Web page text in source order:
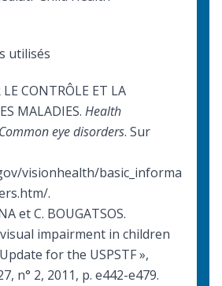
utilisés
LE CONTRÔLE ET LA
MALADIES. Health
eye disorders. Sur
visionhealth/basic_informa
.
et C. BOUGATSOS.
impairment in children
for the USPSTF »,
n° 2, 2011, p. e442-e479.